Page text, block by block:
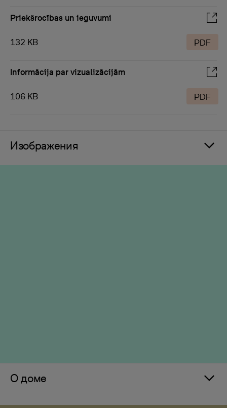
Priekšrocības un ieguvumi
132 KB PDF
Informācija par vizualizācijām
106 KB PDF
Изображения
О доме